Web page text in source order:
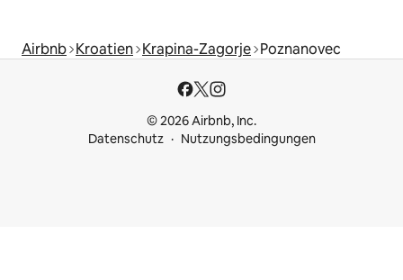
Airbnb Kroatien Krapina-Zagorje Poznanovec
© 2026 Airbnb, Inc.
Datenschutz
Nutzungsbedingungen